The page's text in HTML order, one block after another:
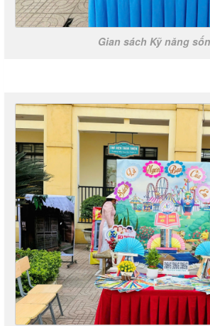
Gian sách Kỹ năng